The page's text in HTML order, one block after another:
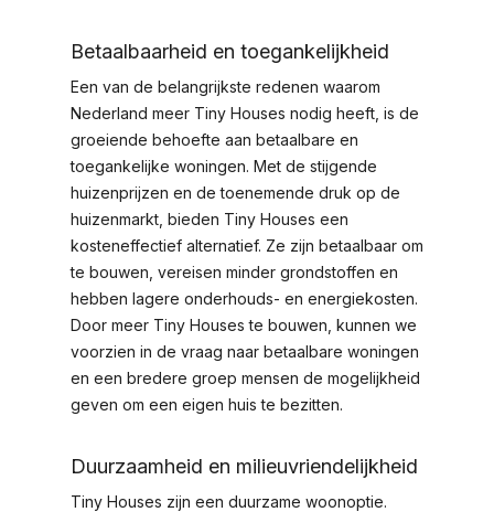
Betaalbaarheid en toegankelijkheid
Een van de belangrijkste redenen waarom
Nederland meer Tiny Houses nodig heeft, is de
groeiende behoefte aan betaalbare en
toegankelijke woningen. Met de stijgende
huizenprijzen en de toenemende druk op de
huizenmarkt, bieden Tiny Houses een
kosteneffectief alternatief. Ze zijn betaalbaar om
te bouwen, vereisen minder grondstoffen en
hebben lagere onderhouds- en energiekosten.
Door meer Tiny Houses te bouwen, kunnen we
voorzien in de vraag naar betaalbare woningen
en een bredere groep mensen de mogelijkheid
geven om een eigen huis te bezitten.
Duurzaamheid en milieuvriendelijkheid
Tiny Houses zijn een duurzame woonoptie.